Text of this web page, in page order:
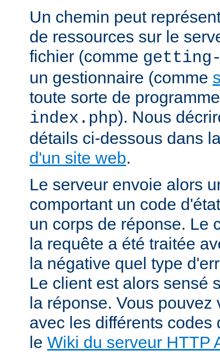
Un chemin peut
de ressources sur le
fichier (comme
un gestionnaire (comme
toute sorte de
index.php). Nous
détails ci-dessous dans
d'un site web.
Le serveur envoie alors
comportant un code
un corps de réponse. Le
la requête a été traitée
la négative quel type
Le client est alors sensé
la réponse. Vous pouvez
avec les différents codes
le Wiki du serveur HTTP